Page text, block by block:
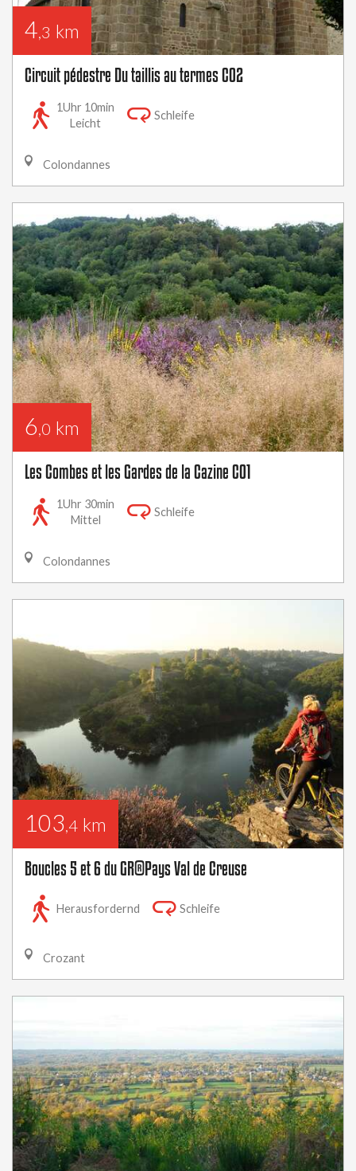
4,3 km
Circuit pédestre Du taillis au termes CO2
1Uhr 10min
Leicht
Schleife
Colondannes
6,0 km
Les Combes et les Gardes de la Cazine CO1
1Uhr 30min
Mittel
Schleife
Colondannes
103,4 km
Boucles 5 et 6 du GR®Pays Val de Creuse
Herausfordernd Schleife
Crozant